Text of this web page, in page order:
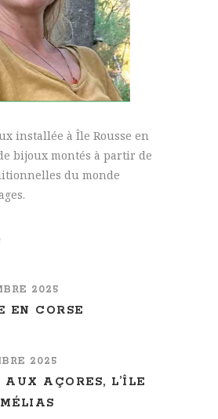
installée à Île Rousse en
bijoux montés à partir de
du monde
2025
EN CORSE
2025
AUX AÇORES, L’ÎLE